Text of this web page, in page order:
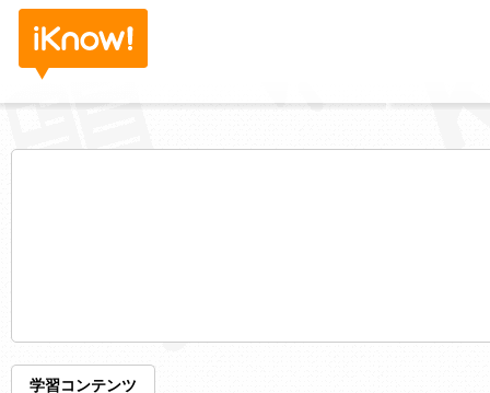
学習コンテンツ